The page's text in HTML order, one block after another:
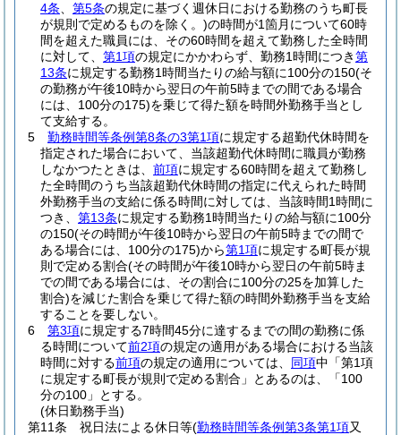
4条
第5条の規定に基づく週休日における勤務のうち町長
が規則で定めるものを除く。)の時間が1箇月について60時
間を超えた職員には、その60時間を超えて勤務した全時間
に対して、 第1項の規定にかかわらず、勤務1時間につき第
13条に規定する勤務1時間当たりの給与額に100分の150(そ
の勤務が午後10時から翌日の午前5時までの間である場合
には、100分の175)を乗じて得た額を時間外勤務手当とし
て支給する。
5
勤務時間等条例第8条の3第1項に規定する超勤代休時間を
指定された場合において、当該超勤代休時間に職員が勤務
しなかつたときは、 前項に規定する60時間を超えて勤務し
た全時間のうち当該超勤代休時間の指定に代えられた時間
外勤務手当の支給に係る時間に対しては、当該時間1時間に
つき、 第13条に規定する勤務1時間当たりの給与額に100分
の150(その時間が午後10時から翌日の午前5時までの間で
ある場合には、100分の175)から第1項に規定する町長が規
則で定める割合(その時間が午後10時から翌日の午前5時ま
での間である場合には、その割合に100分の25を加算した
割合)を減じた割合を乗じて得た額の時間外勤務手当を支給
することを要しない。
6
第3項に規定する7時間45分に達するまでの間の勤務に係
る時間について前2項の規定の適用がある場合における当該
時間に対する前項の規定の適用については、 同項中「第1項
に規定する町長が規則で定める割合」とあるのは、「100
分の100」とする。
(休日勤務手当)
第11条
祝日法による休日等(勤務時間等条例第3条第1項又